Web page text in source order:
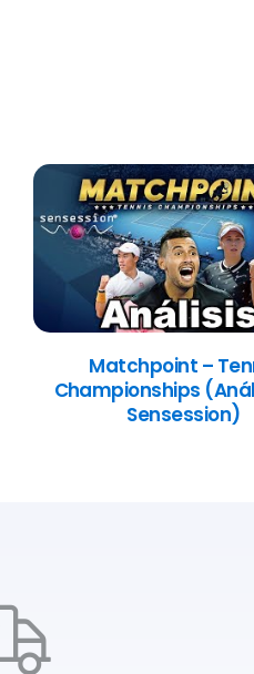
Matchpoint –
Championships
Sensession)